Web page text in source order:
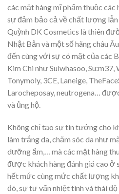
các mặt hàng mĩ phẩm thuộc
sự đảm bảo cả về chất lượng lẫn
Quỳnh DK Cosmetics là thiên
Nhật Bản và một số hãng châu
đến cùng với sự có mặt của các
Kim Chi như Sulwhasoo,
Tonymoly, 3CE, Laneige,
Larocheposay, neutrogena…
và ủng hộ.
Không chỉ tạo sự tin tưởng cho
làm trắng da, chăm sóc da như
dưỡng ẩm,… mà các mặt hàng
được khách hàng đánh giá cao ở
hết mức cùng mức chất lượng
đó, sự tư vấn nhiệt tình và thái